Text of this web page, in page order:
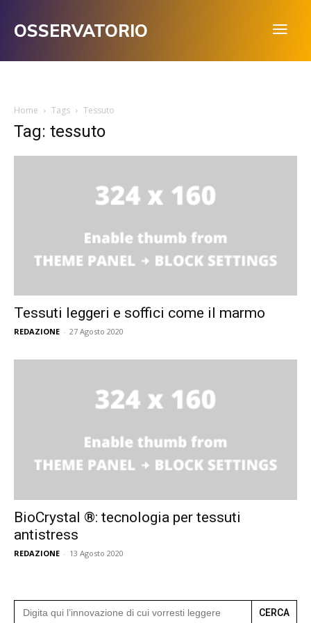
OSSERVATORIO
Home Tags Tessuto
Tag: tessuto
Tessuti leggeri e soffici come il marmo
REDAZIONE - 27 Agosto 2020
BioCrystal ®: tecnologia per tessuti
antistress
REDAZIONE - 13 Agosto 2020
Search
for: